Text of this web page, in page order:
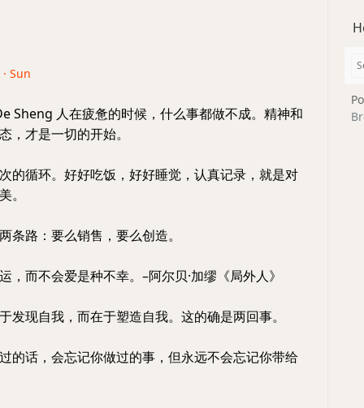
Sun
Sheng 人在疲惫的时候，什么事都做不成。精神和
，才是一切的开始。
的循环。好好吃饭，好好睡觉，认真记录，就是对
。
条路：要么销售，要么创造。
，而不会爱是种不幸。–阿尔贝·加缪《局外人》
发现自我，而在于塑造自我。这的确是两回事。
的话，会忘记你做过的事，但永远不会忘记你带给